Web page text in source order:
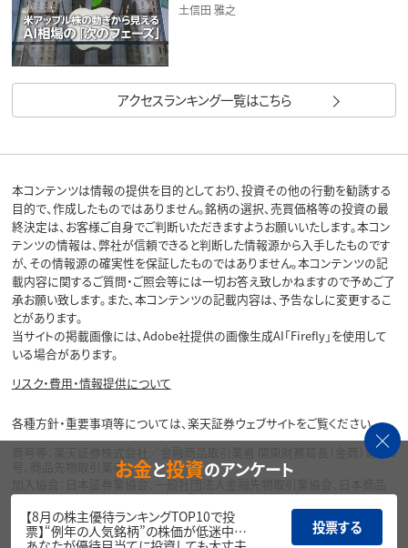
土信田 雅之
アクセスランキング一覧はこちら
本コンテンツは情報の提供を目的としており、投資その他の行動を勧誘する
目的で、作成したものではありません。銘柄の選択、売買価格等の投資の最
終決定は、お客様ご自身でご判断いただきますようお願いいたします。本コン
テンツの情報は、弊社が信頼できると判断した情報源から入手したものです
が、その情報源の確実性を保証したものではありません。本コンテンツの記
載内容に関するご質問・ご照会等には一切お答え致しかねますので予めご了
承お願い致します。また、本コンテンツの記載内容は、予告なしに変更するこ
とがあります。
当サイトの掲載画像には、Adobe社提供の画像生成AI「Firefly」を使用して
いる場合があります。
リスク・費用・情報提供について
各種方針・重要事項等については、楽天証券ウェブサイトをご覧ください。
商号等：楽天証券株式会社／金融商品取引業者 関東財務局長（金商）第195
号、商品先物取引業者
加入協会：日本証券業協会、一般社団法人金融先物取引業協会、日本商品
先物取引協会、一般社団法人第二種金融商品取引業協会、一般社団法人資
産運用業協会
Copyright©
お金と投資のアンケート
【8月の株主優待ランキングTOP10で投
票】“例年の人気銘柄”の株価が低迷中…
投票する